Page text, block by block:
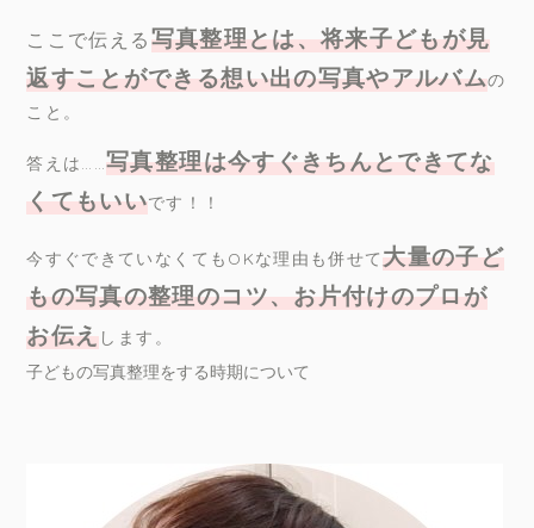
ここで伝える 写真整理とは、将来子どもが見
返すことができる想い出の写真やアルバムの
こと。
答えは……写真整理は今すぐきちんとできてな
くてもいいです！！
今すぐできていなくてもOKな理由も併せて 大量の子ど
もの写真の整理のコツ、お片付けのプロが
お伝え します。
子どもの写真整理をする時期について